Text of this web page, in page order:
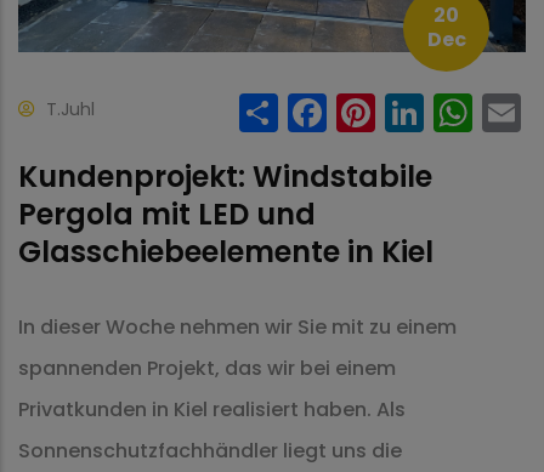
20
Dec
T.Juhl Share
Facebook
Kundenprojekt: Windstabile
Pergola mit LED und
Glasschiebeelemente in Kiel
In dieser Woche nehmen wir Sie mit zu einem
spannenden Projekt, das wir bei einem
Privatkunden in Kiel realisiert haben. Als
Sonnenschutzfachhändler liegt uns die